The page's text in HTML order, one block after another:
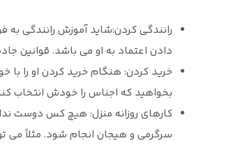
رانندگی کردن:شاید آموزش رانندگی
دادن اعتماد به او می باشد. قوانین
خرید کردن: هنگام خرید کردن او را با
بخواهید که اجناس را خودش انتخاب
کارهای روزانه منزل: هیچ کس دوست
سرگرمی و هیجان انجام شود. مثلاً می